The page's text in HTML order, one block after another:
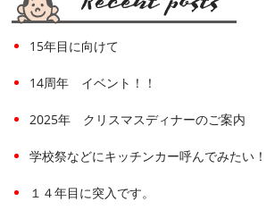
15年目に向けて
14周年 イベント！！
2025年 クリスマスディナーのご案内
学校祭などにキッチンカー呼んでみたい！
１４年目に突入です。